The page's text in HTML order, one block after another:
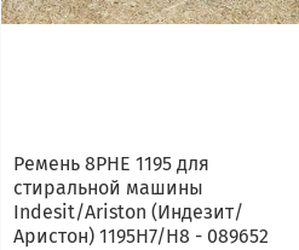
Ремень 8PHE 1195 для
стиральной машины
Indesit/Ariston (Индезит/
Аристон) 1195H7/H8 - 089652